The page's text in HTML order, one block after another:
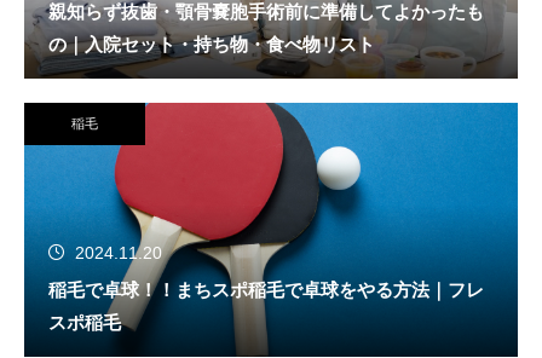
親知らず抜歯・顎骨嚢胞手術前に準備してよかったも
の｜入院セット・持ち物・食べ物リスト
稲毛
2024.11.20
稲毛で卓球！！まちスポ稲毛で卓球をやる方法｜フレ
スポ稲毛